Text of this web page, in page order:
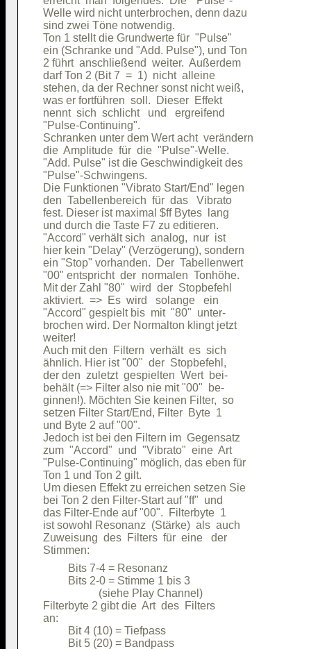
Welle wird nicht unterbrochen, denn dazu
sind zwei Töne notwendig.
Ton 1 stellt die Grundwerte für  "Pulse"
ein (Schranke und "Add. Pulse"), und Ton
2 führt  anschließend  weiter.  Außerdem
darf Ton 2 (Bit 7  =  1)  nicht  alleine
stehen, da der Rechner sonst nicht weiß,
was er fortführen  soll.  Dieser  Effekt
nennt  sich  schlicht   und   ergreifend
"Pulse-Continuing".
Schranken unter dem Wert acht  verändern
die  Amplitude  für  die  "Pulse"-Welle.
"Add. Pulse" ist die Geschwindigkeit des
"Pulse"-Schwingens.
Die Funktionen "Vibrato Start/End" legen
den  Tabellenbereich  für  das   Vibrato
fest. Dieser ist maximal $ff Bytes  lang
und durch die Taste F7 zu editieren.
"Accord" verhält sich  analog,  nur  ist
hier kein "Delay" (Verzögerung), sondern
ein "Stop" vorhanden.  Der  Tabellenwert
"00" entspricht  der  normalen  Tonhöhe.
Mit der Zahl "80"  wird  der  Stopbefehl
aktiviert.  =>  Es  wird   solange   ein
"Accord" gespielt bis  mit  "80"  unter-
brochen wird. Der Normalton klingt jetzt
weiter!
Auch mit den  Filtern  verhält  es  sich
ähnlich. Hier ist "00"  der  Stopbefehl,
der den  zuletzt  gespielten  Wert  bei-
behält (=> Filter also nie mit "00"  be-
ginnen!). Möchten Sie keinen Filter,  so
setzen Filter Start/End, Filter  Byte  1
und Byte 2 auf "00".
Jedoch ist bei den Filtern im  Gegensatz
zum  "Accord"  und  "Vibrato"  eine  Art
"Pulse-Continuing" möglich, das eben für
Ton 1 und Ton 2 gilt.
Um diesen Effekt zu erreichen setzen Sie
bei Ton 2 den Filter-Start auf "ff"  und
das Filter-Ende auf "00".  Filterbyte  1
ist sowohl Resonanz  (Stärke)  als  auch
Zuweisung  des  Filters  für  eine   der
         Bits 7-4 = Resonanz
         Bits 2-0 = Stimme 1 bis 3
                    (siehe Play Channel)
Filterbyte 2 gibt die  Art  des  Filters
an:
         Bit 4 (10) = Tiefpass
         Bit 5 (20) = Bandpass